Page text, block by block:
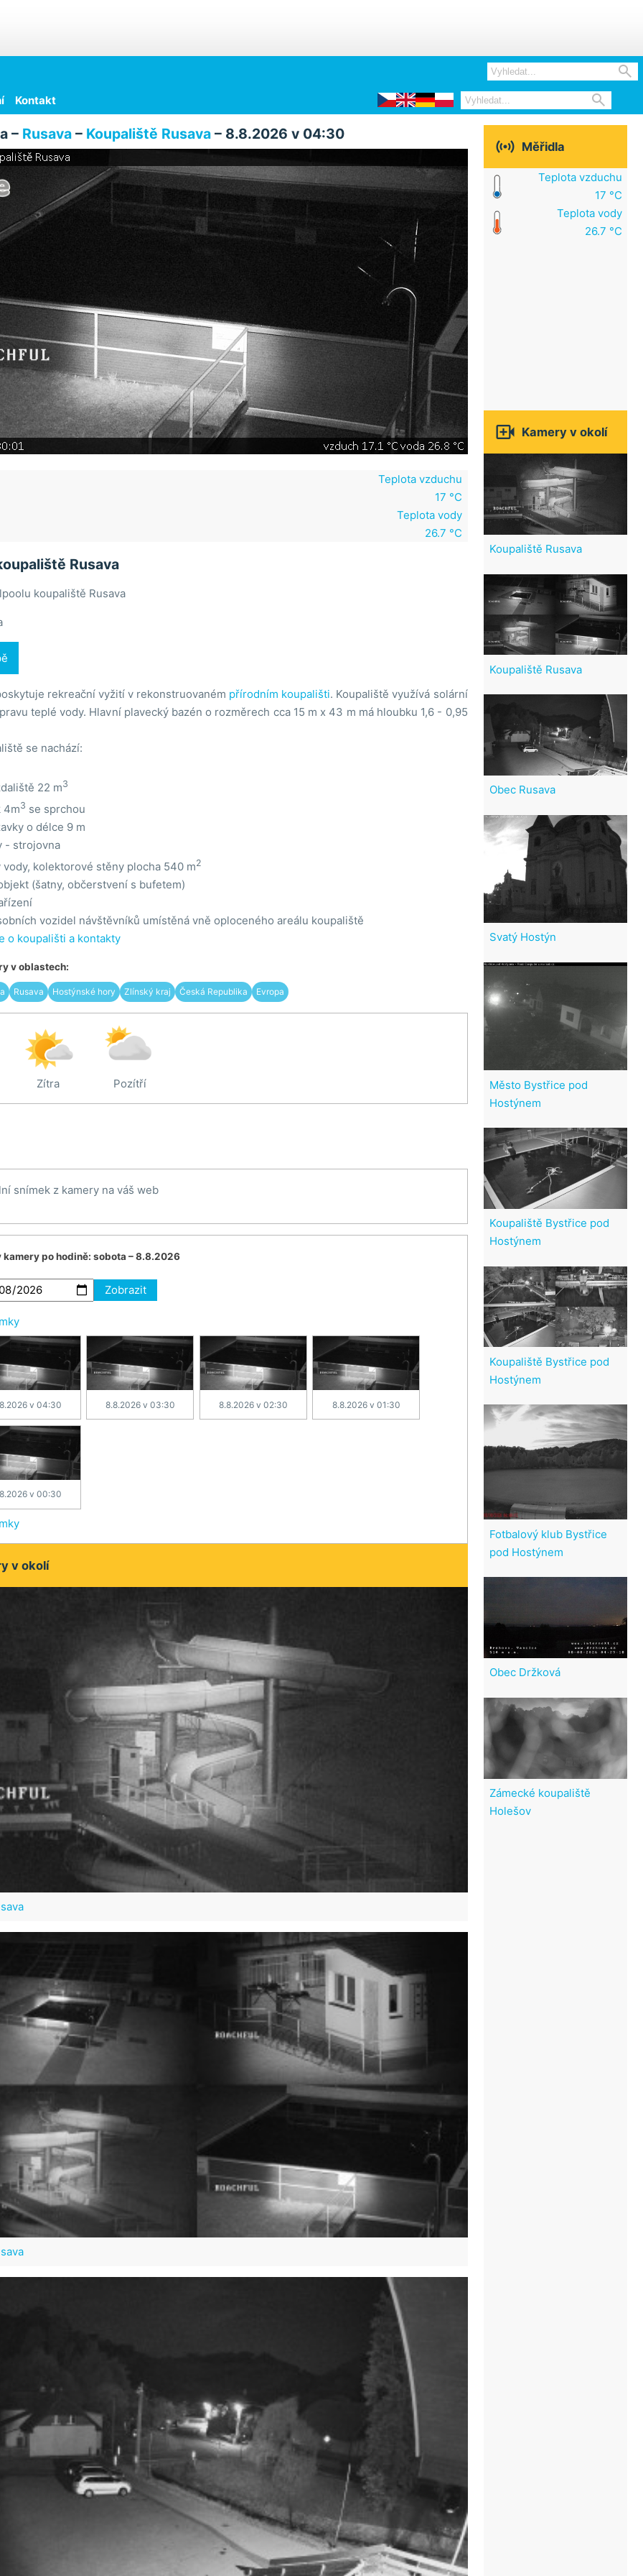

Kontakt 
– Rusava– Koupaliště Rusava– 8.8.2026 v 04:30
Teplota vzduchu
17 °C
Teplota vody
26.7 °C
Rusava
koupaliště Rusava
rekreační vyžití v rekonstruovaném přírodním koupališti. Koupaliště využívá solární
teplé vody. Hlavní plavecký bazén o rozměrech cca 15 m x 43 m má hloubku 1,6 - 0,95
se nachází:
22 m3
4m3 se sprchou
o délce 9 m
- strojovna
kolektorové stěny plocha 540 m2
(šatny, občerstvení s bufetem)
vozidel návštěvníků umístěná vně oploceného areálu koupaliště
o koupališti a kontakty
v oblastech:
Rusava Hostýnské hory Zlínský kraj Česká Republika Evropa
Zítra Pozítří
snímek z kamery na váš web
kamery po hodině: sobota – 8.8.2026
Zobrazit
v 04:30 8.8.2026 v 03:30 8.8.2026 v 02:30 8.8.2026 v 01:30
v 00:30
v okolí
 Měřidla
Teplota vzduchu
17 °C
Teplota vody
26.7 °C
 Kamery v okolí
Koupaliště Rusava
Koupaliště Rusava
Obec Rusava
Svatý Hostýn
Město Bystřice pod
Hostýnem
Koupaliště Bystřice pod
Hostýnem
Koupaliště Bystřice pod
Hostýnem
Fotbalový klub Bystřice
pod Hostýnem
Obec Držková
Zámecké koupaliště
Holešov